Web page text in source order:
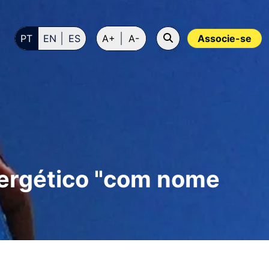
Associe-se
PT EN ES A+ A-
"com nome